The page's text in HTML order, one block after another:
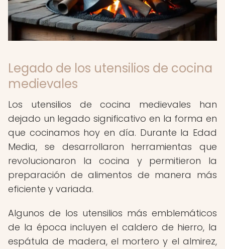
Legado de los utensilios de cocina
medievales
Los utensilios de cocina medievales han
dejado un legado significativo en la forma en
que cocinamos hoy en día. Durante la Edad
Media, se desarrollaron herramientas que
revolucionaron la cocina y permitieron la
preparación de alimentos de manera más
eficiente y variada.
Algunos de los utensilios más emblemáticos
de la época incluyen el caldero de hierro, la
espátula de madera, el mortero y el almirez,